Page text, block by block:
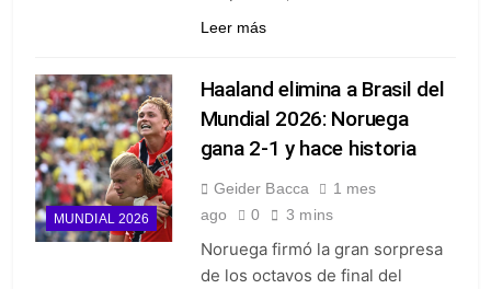
Leer más
MUNDIAL 2026
Haaland elimina a Brasil del
Mundial 2026: Noruega
gana 2-1 y hace historia
Geider Bacca
1 mes
ago
0 3 mins
Noruega firmó la gran sorpresa
de los octavos de final del